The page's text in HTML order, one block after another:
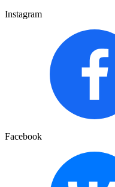
Instagram
Facebook